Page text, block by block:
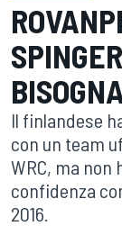
Il finlandese
con un team
WRC, ma
confidenza
2016.